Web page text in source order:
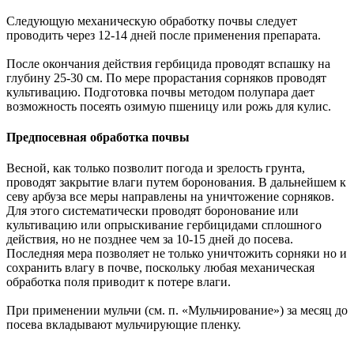
Следующую механическую обработку почвы следует
проводить через 12-14 дней после применения препарата.
После окончания действия гербицида проводят вспашку на
глубину 25-30 см. По мере прорастания сорняков проводят
культивацию. Подготовка почвы методом полупара дает
возможность посеять озимую пшеницу или рожь для кулис.
Предпосевная обработка почвы
Весной, как только позволит погода и зрелость грунта,
проводят закрытие влаги путем боронования. В дальнейшем к
севу арбуза все меры направлены на уничтожение сорняков.
Для этого систематически проводят боронование или
культивацию или опрыскивание гербицидами сплошного
действия, но не позднее чем за 10-15 дней до посева.
Последняя мера позволяет не только уничтожить сорняки но и
сохранить влагу в почве, поскольку любая механическая
обработка поля приводит к потере влаги.
При применении мульчи (см. п. «Мульчирование») за месяц до
посева вкладывают мульчирующие пленку.